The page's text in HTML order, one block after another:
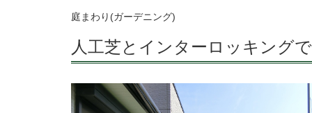
庭まわり(ガーデニング)
人工芝とインターロッキング